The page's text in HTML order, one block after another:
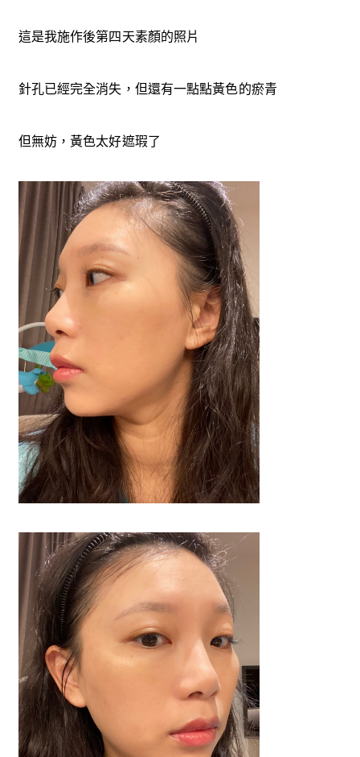
這是我施作後第四天素顏的照片
針孔已經完全消失，但還有一點點黃色的瘀青
但無妨，黃色太好遮瑕了